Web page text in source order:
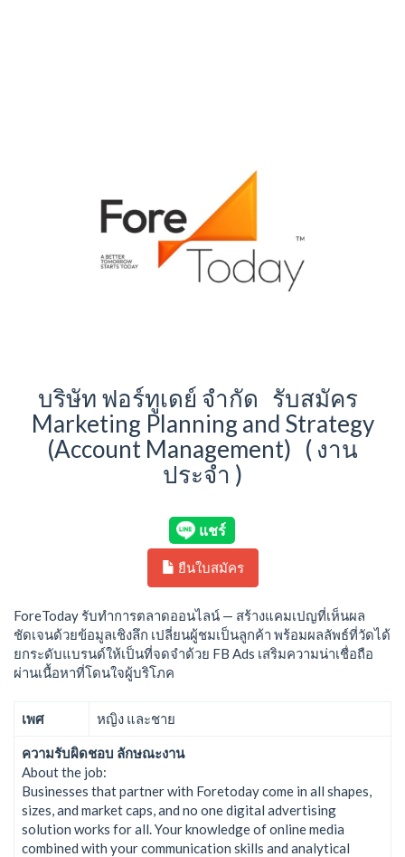
บริษัท ฟอร์ทูเดย์ จำกัด รับสมัคร
Marketing Planning and Strategy
(Account Management) ( งาน
ประจำ )
ยืนใบสมัคร
ForeToday รับทำการตลาดออนไลน์ — สร้างแคมเปญที่เห็นผล
ชัดเจนด้วยข้อมูลเชิงลึก เปลี่ยนผู้ชมเป็นลูกค้า พร้อมผลลัพธ์ที่วัดได้
ยกระดับแบรนด์ให้เป็นที่จดจำด้วย FB Ads เสริมความน่าเชื่อถือ
ผ่านเนื้อหาที่โดนใจผู้บริโภค
เพศ หญิง และชาย
ความรับผิดชอบ ลักษณะงาน
About the job:
Businesses that partner with Foretoday come in all shapes,
sizes, and market caps, and no one digital advertising
solution works for all. Your knowledge of online media
combined with your communication skills and analytical